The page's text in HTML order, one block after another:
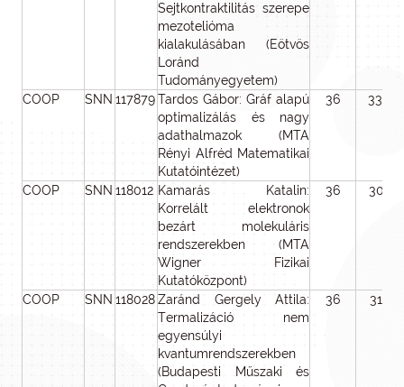
Sejtkontraktilitás szerepe
mezotelióma
kialakulásában (Eötvös
Loránd
Tudományegyetem)
COOP SNN 117879Tardos Gábor: Gráf alapú
optimalizálás és nagy
adathalmazok (MTA
Rényi Alfréd Matematikai
Kutatóintézet)
36 33
COOP SNN 118012 Kamarás Katalin:
Korrelált elektronok
bezárt molekuláris
rendszerekben (MTA
Wigner Fizikai
Kutatóközpont)
36 30
COOP SNN 118028Zaránd Gergely Attila:
Termalizáció nem
egyensúlyi
kvantumrendszerekben
(Budapesti Műszaki és
36 31